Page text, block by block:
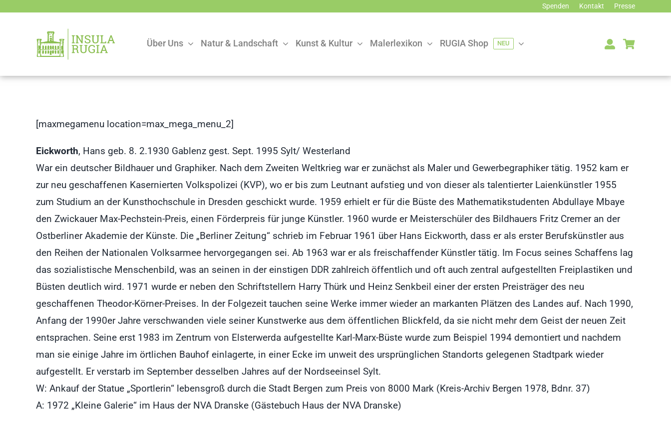
springen
Spenden Kontakt Presse
Über Uns Natur & Landschaft Kunst & Kultur Malerlexikon RUGIA Shop NEU
[maxmegamenu location=max_mega_menu_2]
Eickworth, Hans geb. 8. 2.1930 Gablenz gest. Sept. 1995 Sylt/ Westerland
War ein deutscher Bildhauer und Graphiker. Nach dem Zweiten Weltkrieg war er zunächst als Maler und Gewerbegraphiker tätig. 1952 kam er
zur neu geschaffenen Kasernierten Volkspolizei (KVP), wo er bis zum Leutnant aufstieg und von dieser als talentierter Laienkünstler 1955
zum Studium an der Kunsthochschule in Dresden geschickt wurde. 1959 erhielt er für die Büste des Mathematikstudenten Abdullaye Mbaye
den Zwickauer Max-Pechstein-Preis, einen Förderpreis für junge Künstler. 1960 wurde er Meisterschüler des Bildhauers Fritz Cremer an der
Ostberliner Akademie der Künste. Die „Berliner Zeitung“ schrieb im Februar 1961 über Hans Eickworth, dass er als erster Berufskünstler aus
den Reihen der Nationalen Volksarmee hervorgegangen sei. Ab 1963 war er als freischaffender Künstler tätig. Im Focus seines Schaffens lag
das sozialistische Menschenbild, was an seinen in der einstigen DDR zahlreich öffentlich und oft auch zentral aufgestellten Freiplastiken und
Büsten deutlich wird. 1971 wurde er neben den Schriftstellern Harry Thürk und Heinz Senkbeil einer der ersten Preisträger des neu
geschaffenen Theodor-Körner-Preises. In der Folgezeit tauchen seine Werke immer wieder an markanten Plätzen des Landes auf. Nach 1990,
Anfang der 1990er Jahre verschwanden viele seiner Kunstwerke aus dem öffentlichen Blickfeld, da sie nicht mehr dem Geist der neuen Zeit
entsprachen. Seine erst 1983 im Zentrum von Elsterwerda aufgestellte Karl-Marx-Büste wurde zum Beispiel 1994 demontiert und nachdem
man sie einige Jahre im örtlichen Bauhof einlagerte, in einer Ecke im unweit des ursprünglichen Standorts gelegenen Stadtpark wieder
aufgestellt. Er verstarb im September desselben Jahres auf der Nordseeinsel Sylt.
W: Ankauf der Statue „Sportlerin“ lebensgroß durch die Stadt Bergen zum Preis von 8000 Mark (Kreis-Archiv Bergen 1978, Bdnr. 37)
A: 1972 „Kleine Galerie“ im Haus der NVA Dranske (Gästebuch Haus der NVA Dranske)